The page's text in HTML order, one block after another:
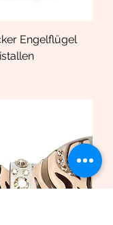
Engelflügel